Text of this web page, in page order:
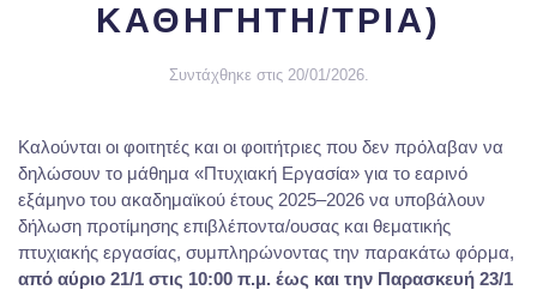
ΚΑΘΗΓΗΤΗ/ΤΡΙΑ)
Συντάχθηκε στις 20/01/2026.
Καλούνται οι φοιτητές και οι φοιτήτριες που δεν πρόλαβαν να
δηλώσουν το μάθημα «Πτυχιακή Εργασία» για το εαρινό
εξάμηνο του ακαδημαϊκού έτους 2025–2026 να υποβάλουν
δήλωση προτίμησης επιβλέποντα/ουσας και θεματικής
πτυχιακής εργασίας, συμπληρώνοντας την παρακάτω φόρμα,
από αύριο 21/1 στις 10:00 π.μ. έως και την Παρασκευή 23/1